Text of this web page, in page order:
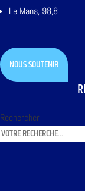
Le Mans, 98,8
NOUS SOUTENIR
Rechercher